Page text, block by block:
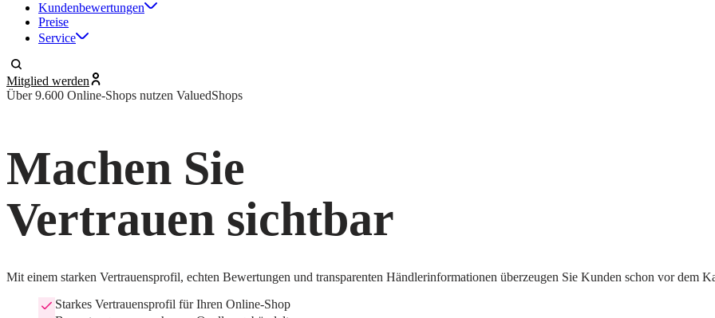
Kundenbewertungen
Preise
Service
Mitglied werden
Über 9.600 Online-Shops nutzen ValuedShops
Machen Sie
Vertrauen sichtbar
Mit einem starken Vertrauensprofil, echten Bewertungen und transparenten Händlerinformationen überzeugen Sie Kunden schon vor dem
Starkes Vertrauensprofil für Ihren Online-Shop